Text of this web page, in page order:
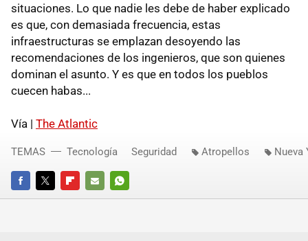
situaciones. Lo que nadie les debe de haber explicado
es que, con demasiada frecuencia, estas
infraestructuras se emplazan desoyendo las
recomendaciones de los ingenieros, que son quienes
dominan el asunto. Y es que en todos los pueblos
cuecen habas...
Vía | The Atlantic
FACEBOOKTWITTERFLIPBOARD
E-
WHATSAPP
TEMAS Tecnología Seguridad Atropellos Nueva